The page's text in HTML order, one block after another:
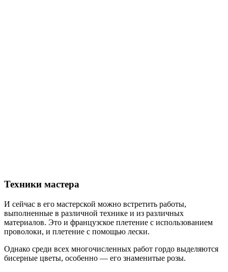
Техники мастера
И сейчас в его мастерской можно встретить работы,
выполненные в различной технике и из различных
материалов. Это и французское плетение с использованием
проволоки, и плетение с помощью лески.
Однако среди всех многочисленных работ гордо выделяются
бисерные цветы, особенно — его знаменитые розы.